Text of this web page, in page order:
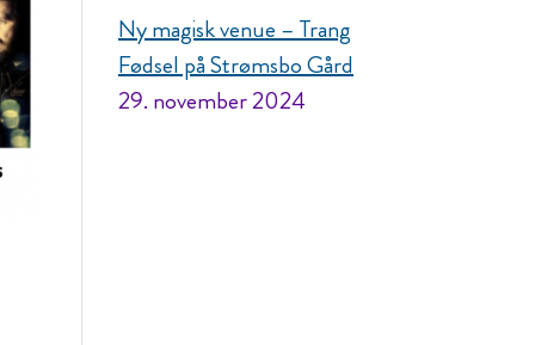
Ny magisk venue – Trang
Fødsel på Strømsbo Gård
29. november 2024